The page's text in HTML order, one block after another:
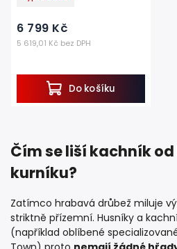
5 619,01 Kč bez DPH
6 799 Kč
Do košíku
Čím se liší kachník
kurníku?
Zatímco hrabavá drůbež miluje
striktně přízemní. Husníky a
(například oblíbené